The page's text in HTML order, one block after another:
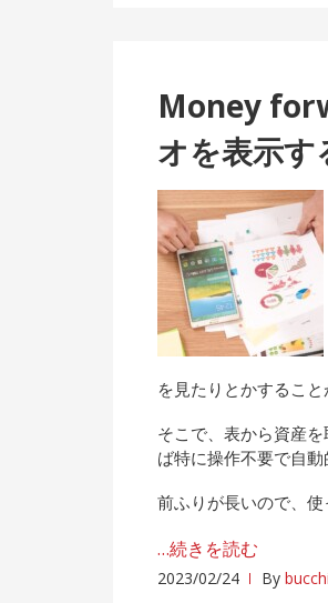
Money
オを表示
を見たりとかすること
そこで、表から資産
ば特に操作不要で自
前ふりが長いので、
…続きを読む
2023/02/24 By bucchi